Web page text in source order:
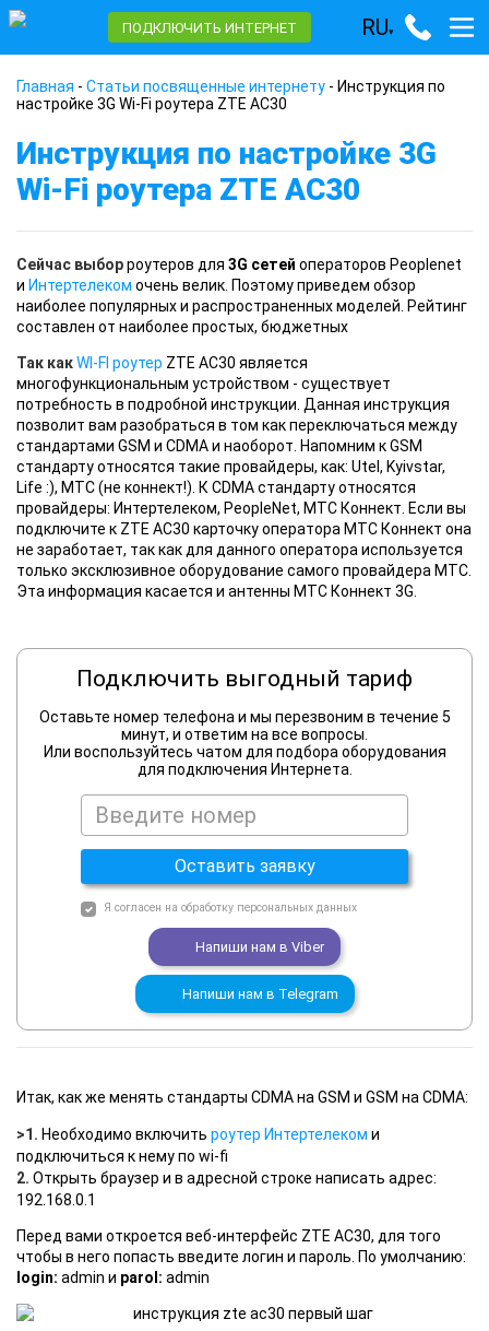
ПОДКЛЮЧИТЬ ИНТЕРНЕТ RU▾
Главная - Статьи посвященные интернету - Инструкция по
настройке 3G Wi-Fi роутера ZTE AC30
Инструкция по настройке 3G
Wi-Fi роутера ZTE AC30
Сейчас выборроутеров для 3G сетей операторов Peoplenet
и Интертелеком очень велик. Поэтому приведем обзор
наиболее популярных и распространенных моделей. Рейтинг
составлен от наиболее простых, бюджетных
Так какWI-FI роутер ZTE AC30 является
многофункциональным устройством - существует
потребность в подробной инструкции. Данная инструкция
позволит вам разобраться в том как переключаться между
стандартами GSM и CDMA и наоборот. Напомним к GSM
стандарту относятся такие провайдеры, как: Utel, Kyivstar,
Life :), MTC (не коннект!). К CDMA стандарту относятся
провайдеры: Интертелеком, PeopleNet, МТС Коннект. Если вы
подключите к ZTE AC30 карточку оператора МТС Коннект она
не заработает, так как для данного оператора используется
только эксклюзивное оборудование самого провайдера МТС.
Эта информация касается и антенны МТС Коннект 3G.
Подключить выгодный тариф
Оставьте номер телефона и мы перезвоним в течение 5
минут, и ответим на все вопросы.
Или воспользуйтесь чатом для подбора оборудования
для подключения Интернета.
Оставить заявку
Я согласен на обработку персональных данных
Напиши нам в Viber
Напиши нам в Telegram
Итак, как же менять стандарты CDMA на GSM и GSM на СDMA:
>1. Необходимо включить роутер Интертелеком и
подключиться к нему по wi-fi
2. Открыть браузер и в адресной строке написать адрес:
192.168.0.1
Перед вами откроется веб-интерфейс ZTE AC30, для того
чтобы в него попасть введите логин и пароль. По умолчанию:
login: admin и parol: admin